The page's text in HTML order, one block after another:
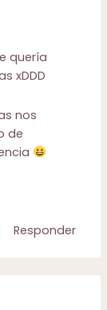
quería
xDDD
nos
de
Responder